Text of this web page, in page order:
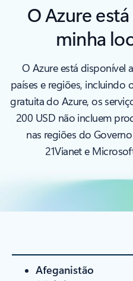
O Azure
minha
O Azure está disponível
países e regiões, incluindo
gratuita do Azure, os
200 USD não incluem
nas regiões do
21Vianet e
Afeganistão